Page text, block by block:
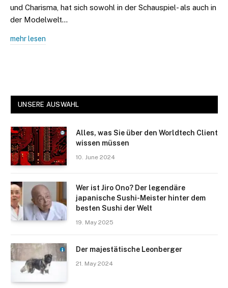
und Charisma, hat sich sowohl in der Schauspiel- als auch in
der Modelwelt…
mehr lesen
UNSERE AUSWAHL
Alles, was Sie über den Worldtech Client
wissen müssen
10. June 2024
Wer ist Jiro Ono? Der legendäre
japanische Sushi-Meister hinter dem
besten Sushi der Welt
19. May 2025
Der majestätische Leonberger
21. May 2024